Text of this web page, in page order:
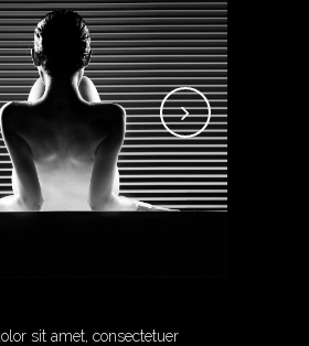
sit amet, consectetuer